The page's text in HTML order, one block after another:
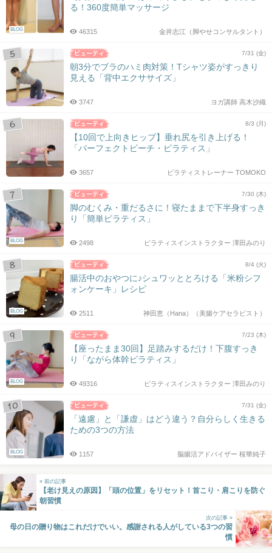
BLOG
る！360度簡単マッサージ
金井志江（脚やせコンサルタント）
46315
7/31 (金)
朝3分でブラのハミ肉対策！Tシャツ姿がすっきり
見える「背中エクササイズ」
ヨガ講師 高木沙織
3747
8/3 (月)
【10回で上向きヒップ】垂れ尻を引き上げる！
「パーフェクトピーチ・ピラティス」
ピラティストレーナー TOMOKO
3657
BLOG
7/30 (木)
脚のむくみ・重だるさに！寝たままで下半身すっき
り「簡単ピラティス」
ピラティスインストラクター 澤田みのり
2498
BLOG
8/4 (火)
腸活中のおやつに♪シュワッととろける「米粉シフ
ォンケーキ」レシピ
神田恵（Hana）（美腸ケアセラピスト）
2511
BLOG
7/23 (木)
【座ったまま30回】足踏みするだけ！下腹すっき
り「ながら体幹ピラティス」
ピラティスインストラクター 澤田みのり
49316
BLOG
7/31 (金)
「遠慮」と「謙虚」はどう違う？自分らしく生きる
ための3つの方法
脳腸活アドバイザー 桜華純子
1157
« 前の記事
【老け見えの原因】「頭の位置」をリセット！首こり・肩こりを防ぐ
朝習慣
次の記事 »
母の日の贈り物はこれだけでいい。感謝される人がしている3つの習
慣